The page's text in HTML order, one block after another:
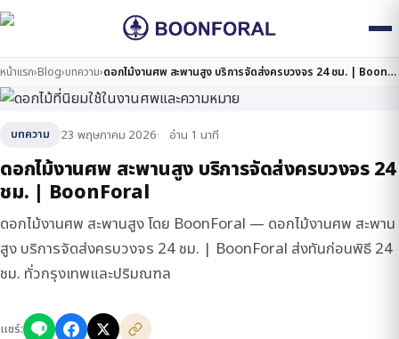
หน้าแรก›Blog›บทความ› ดอกไม้งานศพ สะพานสูง บริการจัดส่งครบวงจร 24 ชม. | BoonForal
บทความ 23 พฤษภาคม 2026 อ่าน 1 นาที
ดอกไม้งานศพ สะพานสูง บริการจัดส่งครบวงจร 24
ชม. | BoonForal
ดอกไม้งานศพ สะพานสูง โดย BoonForal — ดอกไม้งานศพ สะพาน
สูง บริการจัดส่งครบวงจร 24 ชม. | BoonForal ส่งทันก่อนพิธี 24
ชม. ทั่วกรุงเทพและปริมณฑล
แชร์: